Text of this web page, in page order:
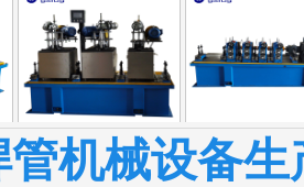
机械设备生